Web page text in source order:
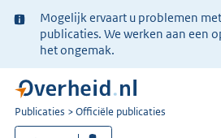
Ter
informatie:
Mogelijk ervaart u problemen
publicaties. We werken aan een
het ongemak.
U
bent
Publicaties Officiële publicaties